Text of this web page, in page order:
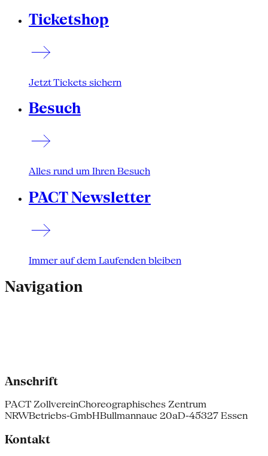
Ticketshop
Jetzt Tickets sichern
Besuch
Alles rund um Ihren Besuch
PACT Newsletter
Immer auf dem Laufenden bleiben
Navigation
Anschrift
PACT ZollvereinChoreographisches Zentrum
NRWBetriebs-GmbHBullmannaue 20aD-45327 Essen
Kontakt